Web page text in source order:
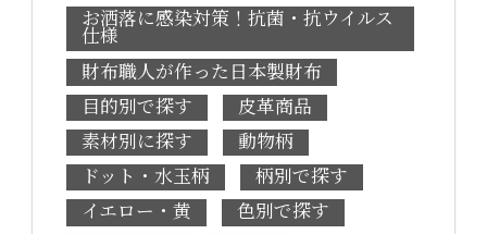
お洒落に感染対策！抗菌・抗ウイルス
仕様
財布職人が作った日本製財布
目的別で探す
皮革商品
素材別に探す
動物柄
ドット・水玉柄
柄別で探す
イエロー・黄
色別で探す